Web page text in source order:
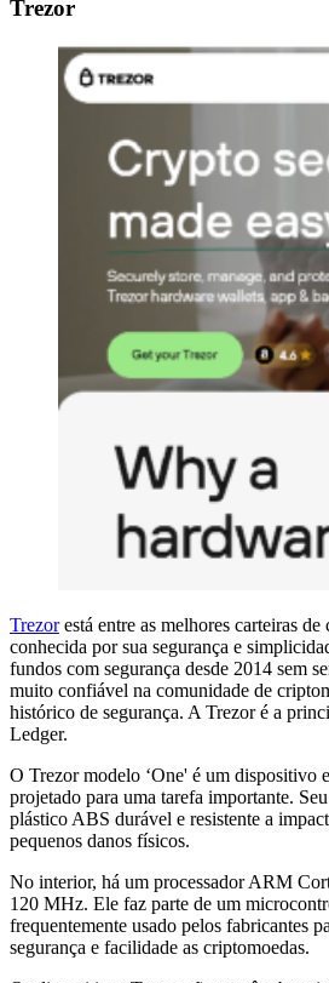
Trezor
Trezorestá entre as melhores carteiras de
conhecida por sua segurança e
fundos com segurança desde 2014 sem
muito confiável na comunidade de
histórico de segurança. A Trezor é a
Ledger.
O Trezor modelo ‘One' é um dispositivo
projetado para uma tarefa importante.
plástico ABS durável e resistente a
pequenos danos físicos.
No interior, há um processador ARM
120 MHz. Ele faz parte de um
frequentemente usado pelos fabricantes
segurança e facilidade as criptomoedas.